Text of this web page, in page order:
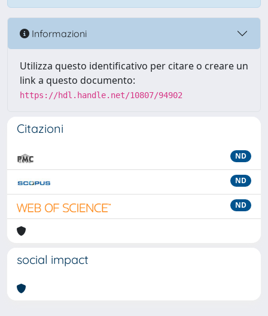
Informazioni
Utilizza questo identificativo per citare o creare un
link a questo documento:
https://hdl.handle.net/10807/94902
Citazioni
ND
ND
ND
social impact